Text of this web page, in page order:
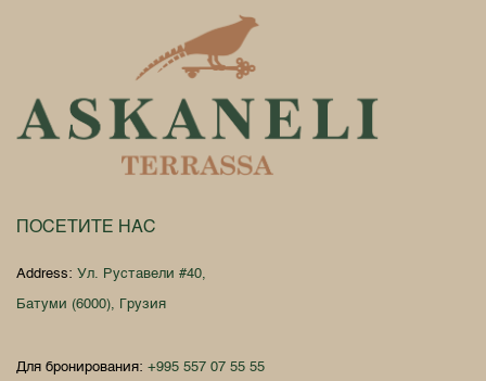
ПОСЕТИТЕ НАС
Address: Ул. Руставели #40,
Батуми (6000), Грузия
Для бронирования: +995 557 07 55 55